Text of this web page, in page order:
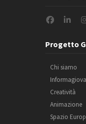
Progetto
Chi siamo
Creatività
Animazione
Spazio